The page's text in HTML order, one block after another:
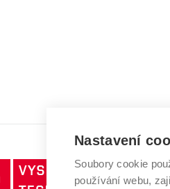
Vysoké
učení
Nastavení
Soubory cookie
používání webu,